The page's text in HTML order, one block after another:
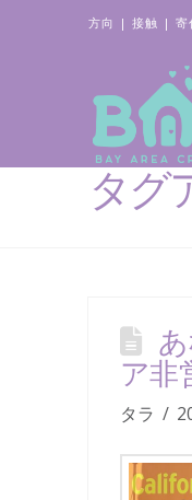
方向 | 接触 | 寄
タグ
ア非
タラ